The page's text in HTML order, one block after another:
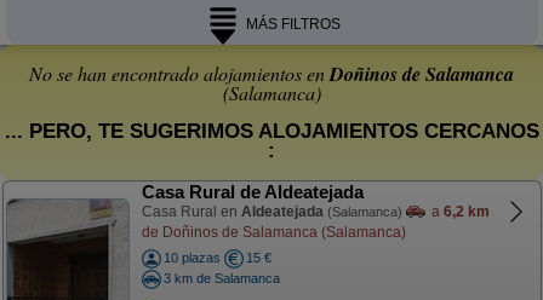
MÁS FILTROS
No se han encontrado alojamientos enDoñinos de Salamanca
(Salamanca)
... PERO, TE SUGERIMOS ALOJAMIENTOS CERCANOS
:
Casa Rural de Aldeatejada
Casa Rural en Aldeatejada (Salamanca) a 6,2 km
de Doñinos de Salamanca (Salamanca)
10 plazas
15 €
3 km de Salamanca